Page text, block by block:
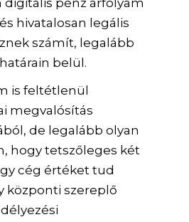
hivatalosan legális
számít, legalább
belül.
is feltétlenül
megvalósítás
de legalább olyan
hogy tetszőleges két
cég értéket tud
központi szereplő